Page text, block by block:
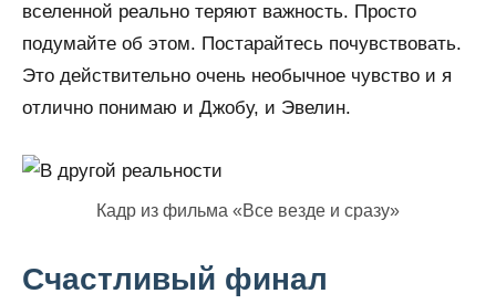
вселенной реально теряют важность. Просто
подумайте об этом. Постарайтесь почувствовать.
Это действительно очень необычное чувство и я
отлично понимаю и Джобу, и Эвелин.
Кадр из фильма «Все везде и сразу»
Счастливый финал